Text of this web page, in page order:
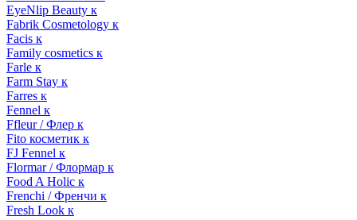
EyeNlip Beauty к
Fabrik Cosmetology к
Facis к
Family cosmetics к
Farle к
Farm Stay к
Farres к
Fennel к
Ffleur / Флер к
Fito косметик к
FJ Fennel к
Flormar / Флормар к
Food A Holic к
Frenchi / Френчи к
Fresh Look к